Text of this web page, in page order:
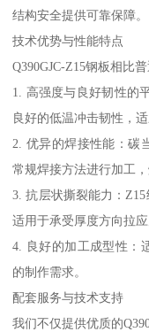
结构安全提供可靠保障。
技术优势与性能特点
Q390GJC-Z15钢板相比
1. 高强度与良好韧性的
良好的低温冲击韧性，
2. 优异的焊接性能：碳
常规焊接方法进行加工
3. 抗层状撕裂能力：
适用于承受厚度方向拉应
4. 良好的加工成型性：
的制作需求。
配套服务与技术支持
我们不仅提供优质的